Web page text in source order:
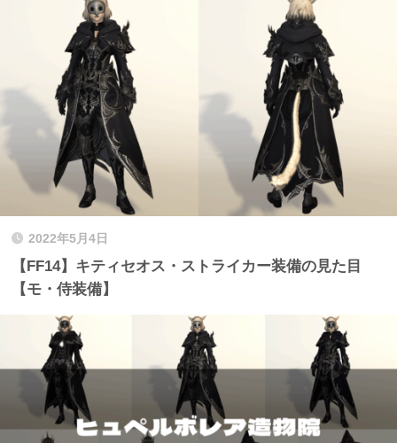
2022年5月4日
【FF14】キティセオス・ストライカー装備の見た目
【モ・侍装備】